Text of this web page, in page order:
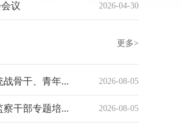
2026-04-30
议
更多>
2026-08-05
骨干、青年...
2026-08-05
干部专题培...